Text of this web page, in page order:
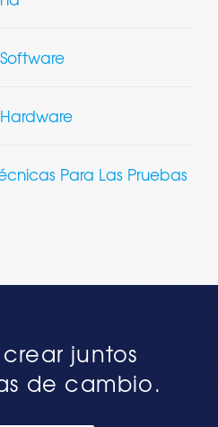
Para Las Pruebas
juntos
de cambio.